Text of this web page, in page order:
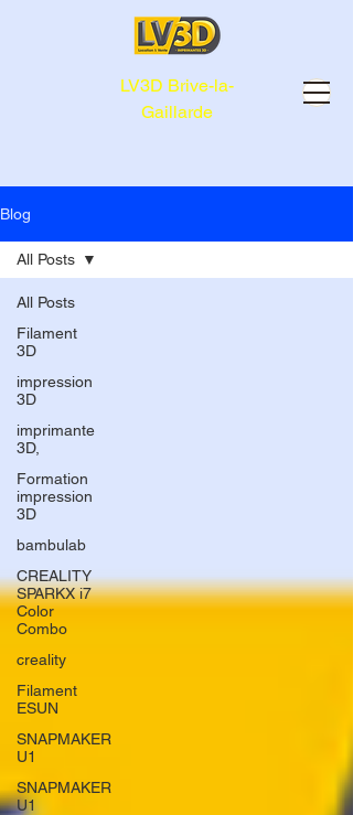
LV3D Brive-la-
Gaillarde
Blog
All Posts
Filament
3D
impression
3D
imprimante
3D,
Formation
impression
3D
bambulab
CREALITY
SPARKX i7
Color
Combo
creality
Filament
ESUN
SNAPMAKER
U1
SNAPMAKER
U1
All Posts